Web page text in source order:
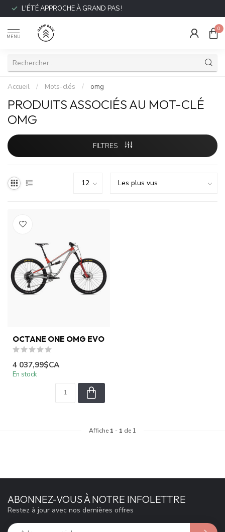
L'ÉTÉ APPROCHE À GRAND PAS !
MENU
0
Accueil / Mots-clés / omg
PRODUITS ASSOCIÉS AU MOT-CLÉ
OMG
FILTRES
OCTANE ONE OMG EVO
4 037,99$CA
En stock
Affiche 1 - 1 de 1
ABONNEZ-VOUS À NOTRE INFOLETTRE
Restez à jour avec nos dernières offres